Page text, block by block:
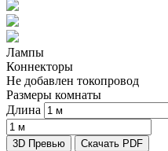
Лампы
Коннекторы
Не добавлен токопровод
Размеры комнаты
Длина
3D Превью Скачать PDF